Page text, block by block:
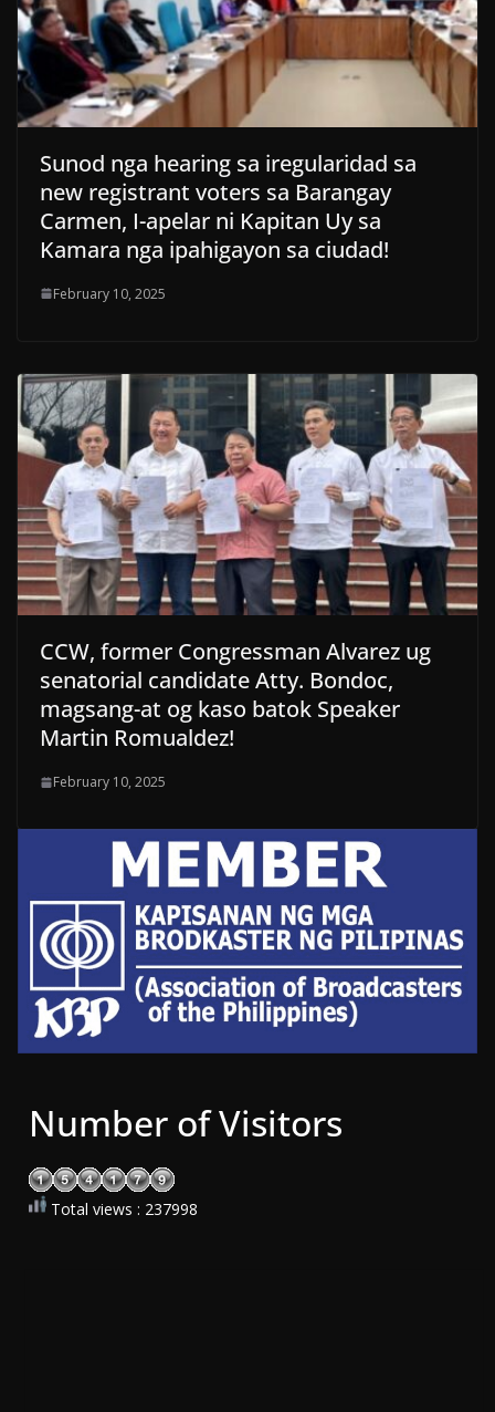
Sunod nga hearing sa iregularidad sa
new registrant voters sa Barangay
Carmen, I-apelar ni Kapitan Uy sa
Kamara nga ipahigayon sa ciudad!
February 10, 2025
CCW, former Congressman Alvarez ug
senatorial candidate Atty. Bondoc,
magsang-at og kaso batok Speaker
Martin Romualdez!
February 10, 2025
Number of Visitors
Total views : 237998